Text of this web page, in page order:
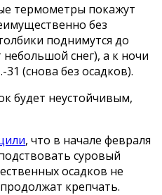
термометры покажут
без
поднимутся до
снег), а к ночи
31 (снова без осадков).
будет неустойчивым,
, что в начале февраля
суровый
осадков не
крепчать.